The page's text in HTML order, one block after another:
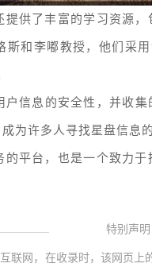
供了丰富的学习资源
和李嘟教授，他们采
信息的安全性，并收
为许多人寻找星盘信息
平台，也是一个致力
特别声明
联网，在收录时，该网页上